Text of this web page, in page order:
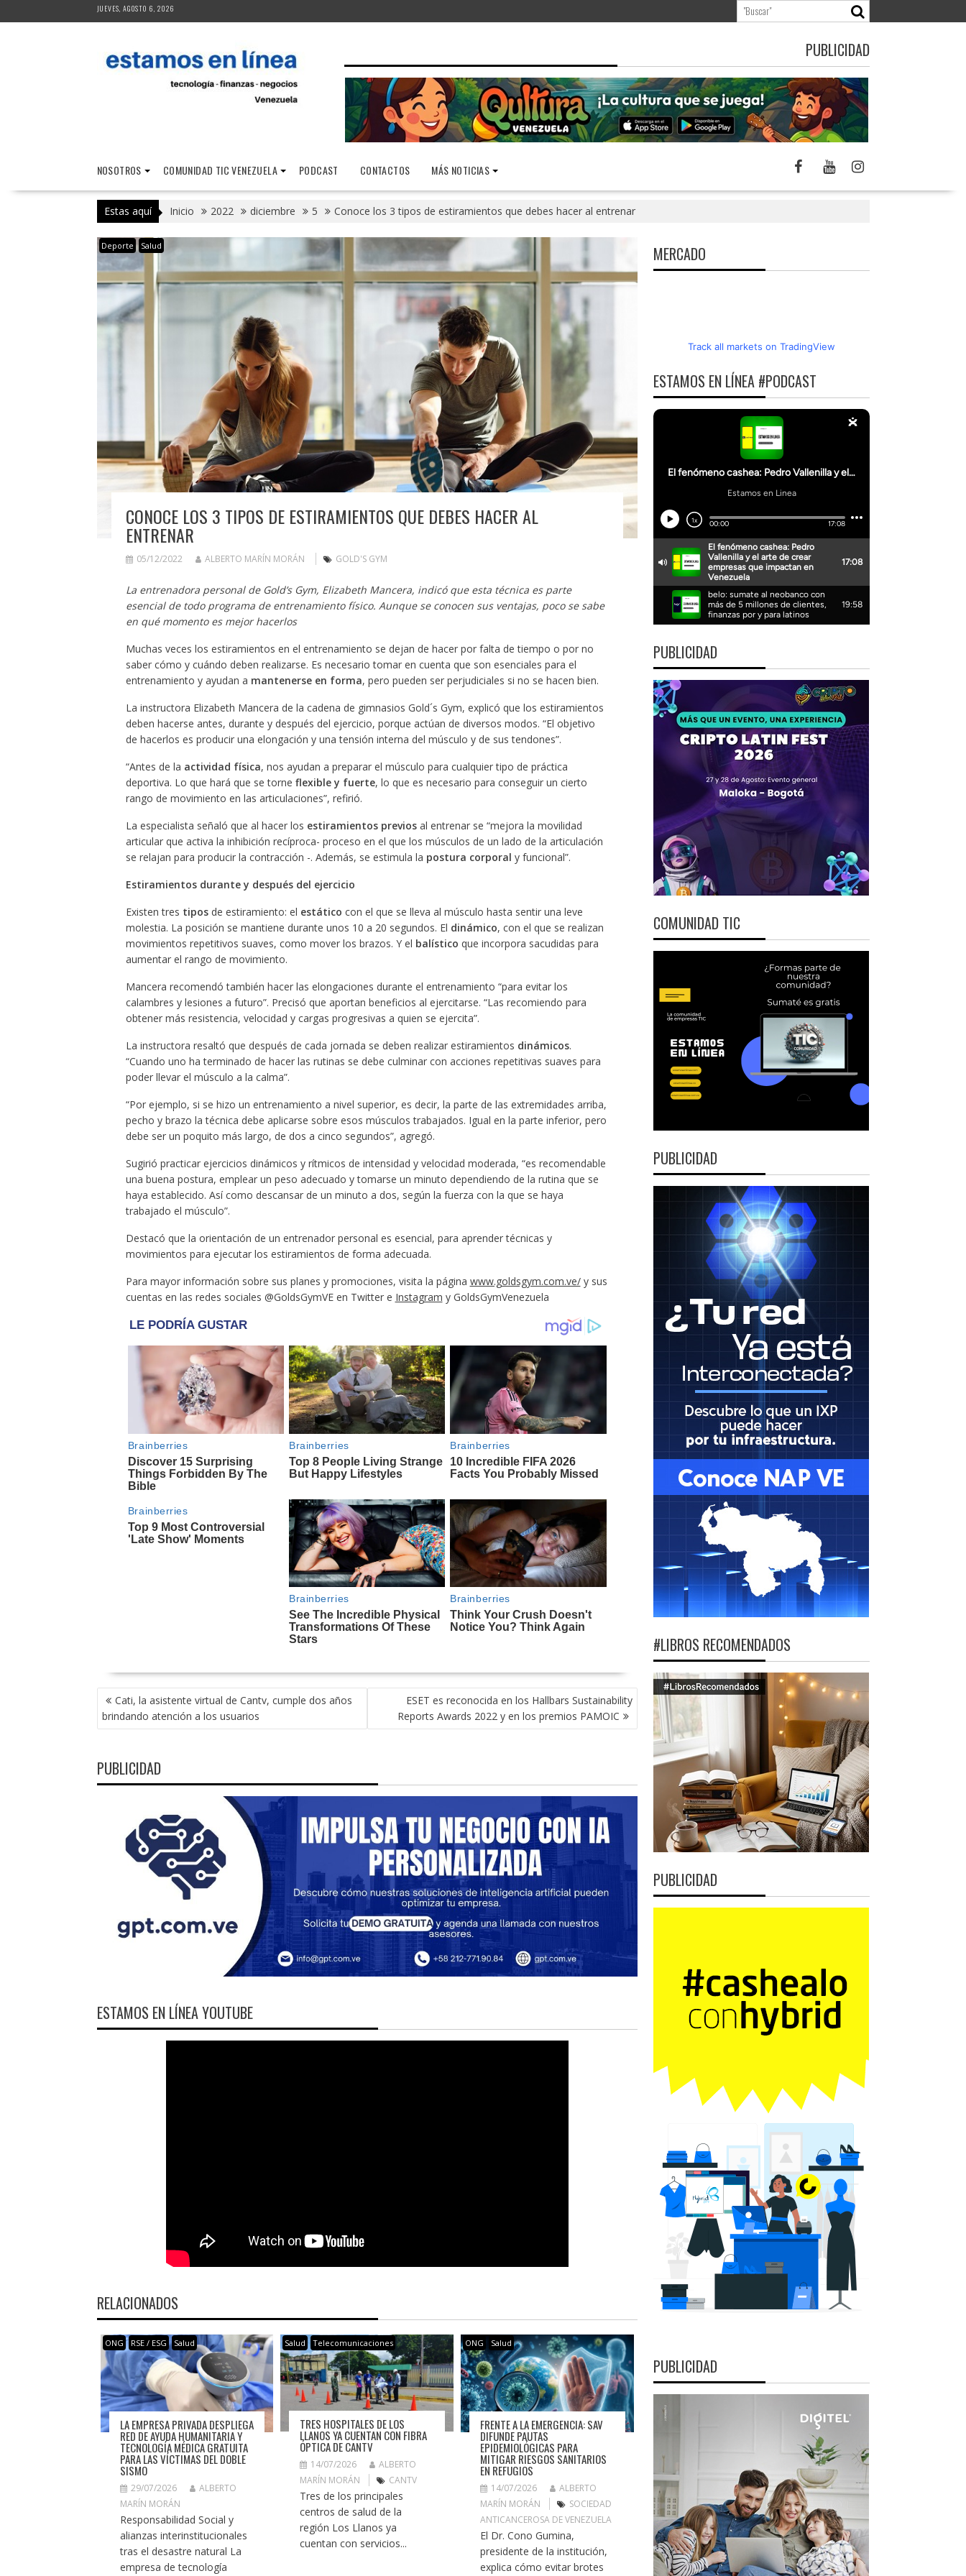
al
JUEVES, AGOSTO 6, 2026
PUBLICIDAD
NOSOTROS COMUNIDAD TIC VENEZUELA PODCAST CONTACTOS MÁS NOTICIAS
Estas aquí Inicio 2022 diciembre 5 Conoce los 3 tipos de estiramientos que debes hacer al entrenar
Deporte Salud
CONOCE LOS 3 TIPOS DE ESTIRAMIENTOS QUE DEBES HACER AL
ENTRENAR
05/12/2022 ALBERTO MARÍN MORÁN GOLD'S GYM
La entrenadora personal de Gold’s Gym, Elizabeth Mancera, indicó que esta técnica es parte
esencial de todo programa de entrenamiento físico. Aunque se conocen sus ventajas, poco se sabe
en qué momento es mejor hacerlos
Muchas veces los estiramientos en el entrenamiento se dejan de hacer por falta de tiempo o por no
saber cómo y cuándo deben realizarse. Es necesario tomar en cuenta que son esenciales para el
entrenamiento y ayudan a mantenerse en forma, pero pueden ser perjudiciales si no se hacen bien.
La instructora Elizabeth Mancera de la cadena de gimnasios Gold´s Gym, explicó que los estiramientos
deben hacerse antes, durante y después del ejercicio, porque actúan de diversos modos. “El objetivo
de hacerlos es producir una elongación y una tensión interna del músculo y de sus tendones”.
“Antes de la actividad física, nos ayudan a preparar el músculo para cualquier tipo de práctica
deportiva. Lo que hará que se torne flexible y fuerte, lo que es necesario para conseguir un cierto
rango de movimiento en las articulaciones”, refirió.
La especialista señaló que al hacer los estiramientos previosal entrenar se “mejora la movilidad
articular que activa la inhibición recíproca- proceso en el que los músculos de un lado de la articulación
se relajan para producir la contracción -. Además, se estimula la postura corporal y funcional”.
Estiramientos durante y después del ejercicio
Existen tres tipos de estiramiento: el estático con el que se lleva al músculo hasta sentir una leve
molestia. La posición se mantiene durante unos 10 a 20 segundos. El dinámico, con el que se realizan
movimientos repetitivos suaves, como mover los brazos. Y el balístico que incorpora sacudidas para
aumentar el rango de movimiento.
Mancera recomendó también hacer las elongaciones durante el entrenamiento “para evitar los
calambres y lesiones a futuro”. Precisó que aportan beneficios al ejercitarse. “Las recomiendo para
obtener más resistencia, velocidad y cargas progresivas a quien se ejercita”.
La instructora resaltó que después de cada jornada se deben realizar estiramientos dinámicos.
“Cuando uno ha terminado de hacer las rutinas se debe culminar con acciones repetitivas suaves para
poder llevar el músculo a la calma”.
“Por ejemplo, si se hizo un entrenamiento a nivel superior, es decir, la parte de las extremidades arriba,
pecho y brazo la técnica debe aplicarse sobre esos músculos trabajados. Igual en la parte inferior, pero
debe ser un poquito más largo, de dos a cinco segundos”, agregó.
Sugirió practicar ejercicios dinámicos y rítmicos de intensidad y velocidad moderada, “es recomendable
una buena postura, emplear un peso adecuado y tomarse un minuto dependiendo de la rutina que se
haya establecido. Así como descansar de un minuto a dos, según la fuerza con la que se haya
trabajado el músculo”.
Destacó que la orientación de un entrenador personal es esencial, para aprender técnicas y
movimientos para ejecutar los estiramientos de forma adecuada.
Para mayor información sobre sus planes y promociones, visita la página www.goldsgym.com.ve/y sus
cuentas en las redes sociales @GoldsGymVE en Twitter e Instagram y GoldsGymVenezuela
NAVEGACIÓN
DE
ENTRADAS
Cati, la asistente virtual de Cantv, cumple dos años
brindando atención a los usuarios
ESET es reconocida en los Hallbars Sustainability
Reports Awards 2022 y en los premios PAMOIC
PUBLICIDAD
ESTAMOS EN LÍNEA YOUTUBE
RELACIONADOS
ONG RSE / ESG Salud
LA EMPRESA PRIVADA DESPLIEGA
RED DE AYUDA HUMANITARIA Y
TECNOLOGÍA MÉDICA GRATUITA
PARA LAS VÍCTIMAS DEL DOBLE
SISMO
29/07/2026
ALBERTO
MARÍN MORÁN
Responsabilidad Social y
alianzas interinstitucionales
tras el desastre natural La
empresa de tecnología
Salud Telecomunicaciones
TRES HOSPITALES DE LOS
LLANOS YA CUENTAN CON FIBRA
ÓPTICA DE CANTV
14/07/2026
ALBERTO
MARÍN MORÁN
CANTV
Tres de los principales
centros de salud de la
región Los Llanos ya
cuentan con servicios...
ONG Salud
FRENTE A LA EMERGENCIA: SAV
DIFUNDE PAUTAS
EPIDEMIOLÓGICAS PARA
MITIGAR RIESGOS SANITARIOS
EN REFUGIOS
14/07/2026
ALBERTO
MARÍN MORÁN
SOCIEDAD
ANTICANCEROSA DE VENEZUELA
El Dr. Cono Gumina,
presidente de la institución,
explica cómo evitar brotes
MERCADO
Track all markets on TradingView
ESTAMOS EN LÍNEA #PODCAST
PUBLICIDAD
COMUNIDAD TIC
PUBLICIDAD
#LIBROS RECOMENDADOS
PUBLICIDAD
PUBLICIDAD